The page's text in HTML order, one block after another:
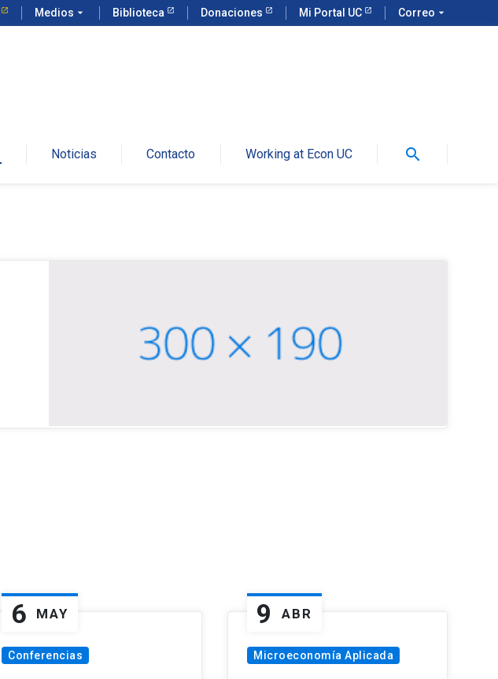
Medios arrow_drop_down Biblioteca Donaciones Mi Portal UC Correo arrow_drop_down
Noticias Contacto Working at Econ UC search
6 MAY
Conferencias
9 ABR
Microeconomía Aplicada